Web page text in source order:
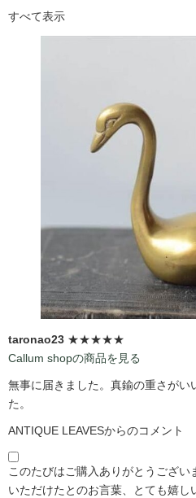
すべて表示
taronao23 ★★★★★
Callum shopの商品を見る
無事に届きました。真鍮の重さがい
た。
ANTIQUE LEAVESからのコメント
このたびはご購入ありがとうござ
いただけたとのお言葉、とても嬉し